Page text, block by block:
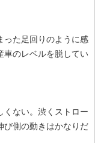
った足回りのように感
車のレベルを脱してい
くない。渋くストロー
び側の動きはかなりだ